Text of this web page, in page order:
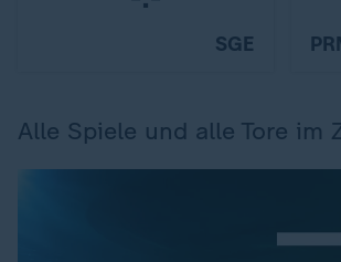
SGE
Alle Spiele und alle Tore im